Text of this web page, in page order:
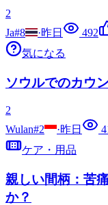
2
Ja#8
·昨日 492
気になる
ソウルでのカウ
2
Wulan#2
·昨日
ケア・用品
親しい間柄：苦
か？